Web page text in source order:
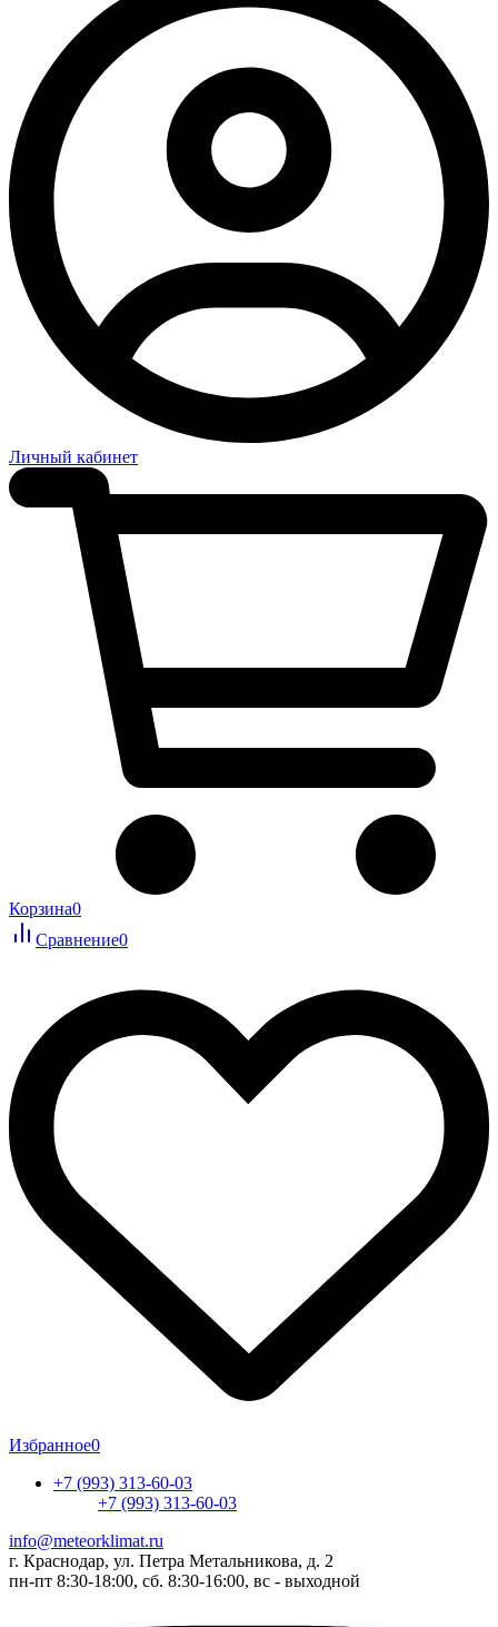
Личный кабинет
Корзина0
Сравнение0
Избранное0
+7 (993) 313-60-03
+7 (993) 313-60-03
info@meteorklimat.ru
г. Краснодар, ул. Петра Метальникова, д. 2
пн-пт 8:30-18:00, сб. 8:30-16:00, вс - выходной